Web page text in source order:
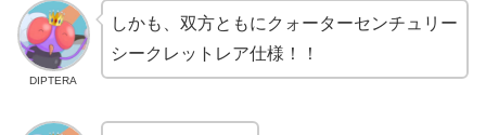
DIPTERA
しかも、双方ともにクォーターセンチュリー
シークレットレア仕様！！